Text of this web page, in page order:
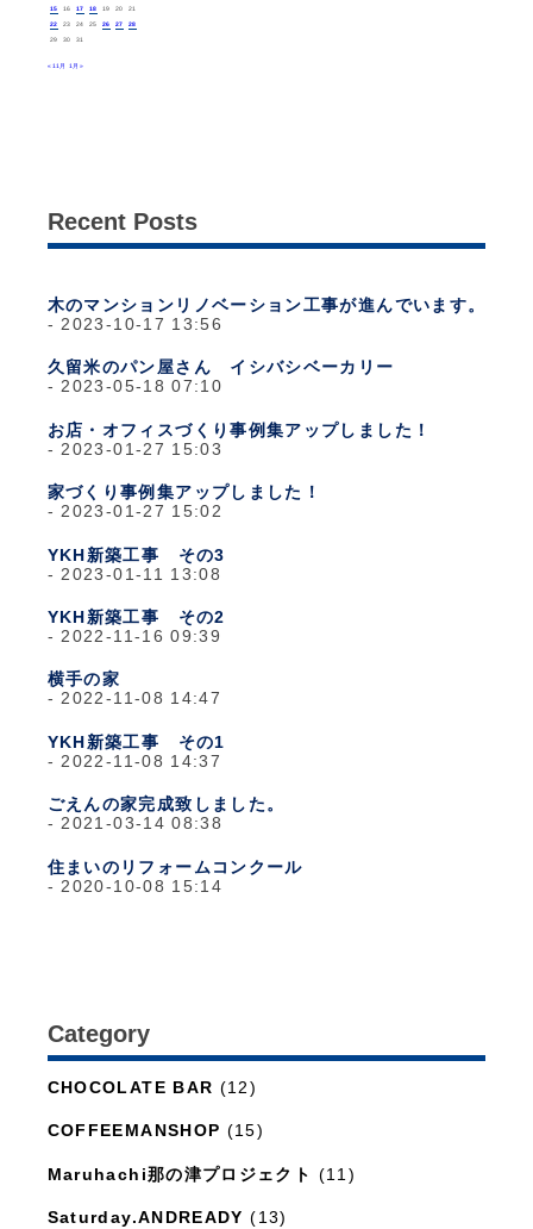
15 16 17 18 19 20 21
22 23 24 25 26 27 28
29 30 31
« 11月 1月 »
Recent Posts
木のマンションリノベーション工事が進んでいます。
2023-10-17 13:56
久留米のパン屋さん イシバシベーカリー
2023-05-18 07:10
お店・オフィスづくり事例集アップしました！
2023-01-27 15:03
家づくり事例集アップしました！
2023-01-27 15:02
YKH新築工事 その3
2023-01-11 13:08
YKH新築工事 その2
2022-11-16 09:39
横手の家
2022-11-08 14:47
YKH新築工事 その1
2022-11-08 14:37
ごえんの家完成致しました。
2021-03-14 08:38
住まいのリフォームコンクール
2020-10-08 15:14
Category
CHOCOLATE BAR (12)
COFFEEMANSHOP (15)
Maruhachi那の津プロジェクト (11)
Saturday.ANDREADY (13)